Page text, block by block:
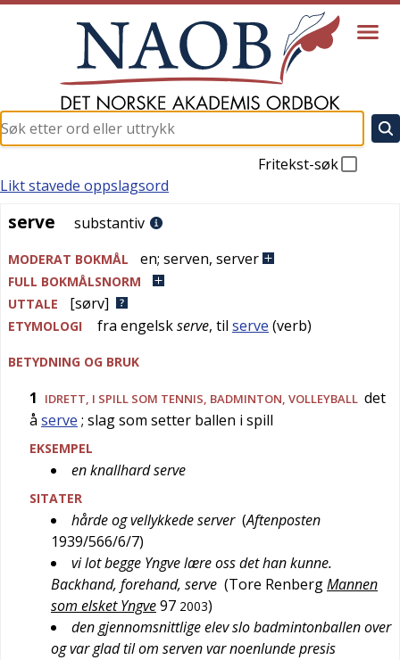
Fritekst-søk
serve
Likt stavede oppslagsord
serve substantiv
MODERAT BOKMÅL en; serven, server
FULL BOKMÅLSNORM
UTTALE
[sørv]
ETYMOLOGI fra engelskserve, til serve (verb)
BETYDNING OG BRUK
1 IDRETT, I SPILL SOM TENNIS, BADMINTON, VOLLEYBALL det
å serve ; slag som setter ballen i spill
EKSEMPEL
en knallhard serve
SITATER
hårde og vellykkede server (Aftenposten
1939/566/6/7)
vi lot begge Yngve lære oss det han kunne.
Backhand, forehand, serve (Tore RenbergMannen
som elsket Yngve97 2003)
den gjennomsnittlige elev slo badmintonballen over
og var glad til om serven var noenlunde presis